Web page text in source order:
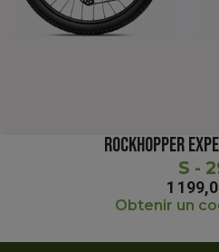
ROCKHOPPER
S -
1
Obtenir un